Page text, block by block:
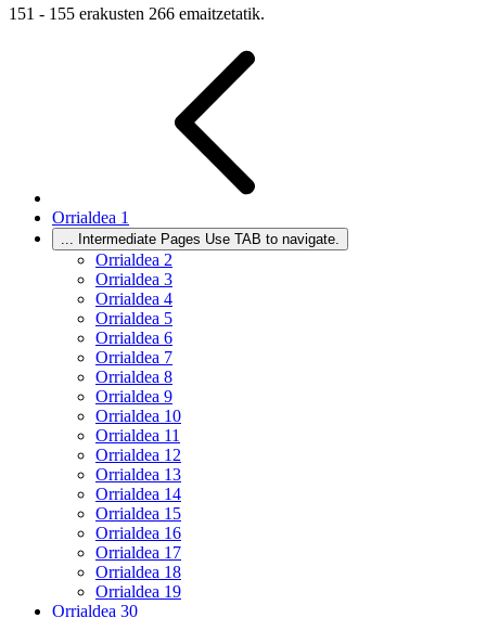
151 - 155 erakusten 266 emaitzetatik.
Orrialdea 1
... Intermediate Pages Use TAB to navigate.
Orrialdea 2
Orrialdea 3
Orrialdea 4
Orrialdea 5
Orrialdea 6
Orrialdea 7
Orrialdea 8
Orrialdea 9
Orrialdea 10
Orrialdea 11
Orrialdea 12
Orrialdea 13
Orrialdea 14
Orrialdea 15
Orrialdea 16
Orrialdea 17
Orrialdea 18
Orrialdea 19
Orrialdea 30